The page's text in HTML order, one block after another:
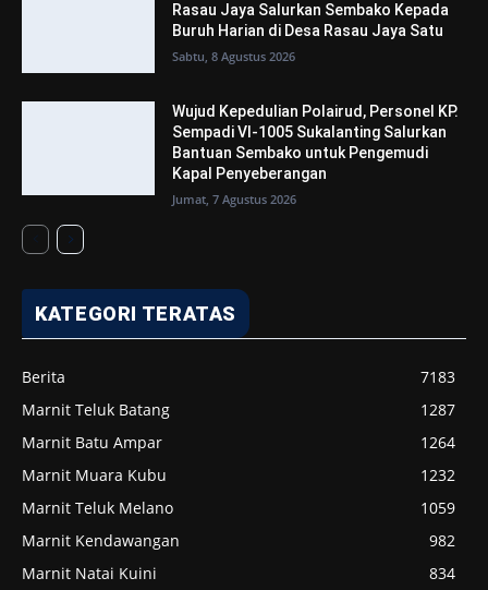
Rasau Jaya Salurkan Sembako Kepada
Buruh Harian di Desa Rasau Jaya Satu
Sabtu, 8 Agustus 2026
Wujud Kepedulian Polairud, Personel KP.
Sempadi VI-1005 Sukalanting Salurkan
Bantuan Sembako untuk Pengemudi
Kapal Penyeberangan
Jumat, 7 Agustus 2026
KATEGORI TERATAS
Berita
7183
Marnit Teluk Batang
1287
Marnit Batu Ampar
1264
Marnit Muara Kubu
1232
Marnit Teluk Melano
1059
Marnit Kendawangan
982
Marnit Natai Kuini
834